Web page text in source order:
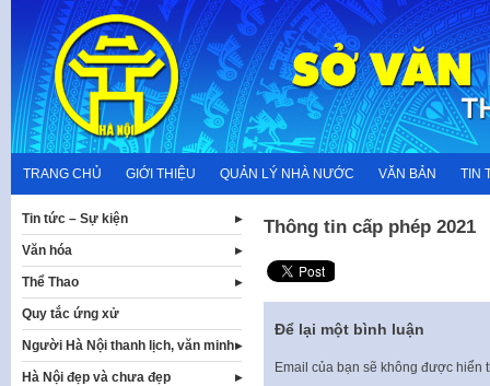
content
TRANG CHỦ GIỚI THIỆU QUẢN LÝ NHÀ NƯỚC VĂN BẢN TIN
Thông tin cấp phép 2021
Để lại một bình luận
Email của bạn sẽ không được hiển
Tin tức – Sự kiện
Văn hóa
Thể Thao
Quy tắc ứng xử
Người Hà Nội thanh lịch, văn minh
Hà Nội đẹp và chưa đẹp